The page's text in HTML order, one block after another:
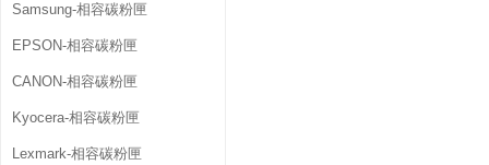
Samsung-相容碳粉匣
EPSON-相容碳粉匣
CANON-相容碳粉匣
Kyocera-相容碳粉匣
Lexmark-相容碳粉匣